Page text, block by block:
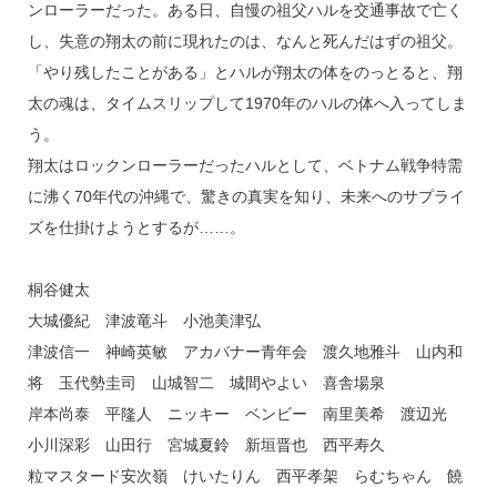
ンローラーだった。ある日、自慢の祖父ハルを交通事故で亡く
し、失意の翔太の前に現れたのは、なんと死んだはずの祖父。
「やり残したことがある」とハルが翔太の体をのっとると、翔
太の魂は、タイムスリップして1970年のハルの体へ入ってしま
う。
翔太はロックンローラーだったハルとして、ベトナム戦争特需
に沸く70年代の沖縄で、驚きの真実を知り、未来へのサプライ
ズを仕掛けようとするが……。
桐谷健太
大城優紀 津波竜斗 小池美津弘
津波信一 神崎英敏 アカバナー青年会 渡久地雅斗 山内和
将 玉代勢圭司 山城智二 城間やよい 喜舎場泉
岸本尚泰 平隆人 ニッキー ベンビー 南里美希 渡辺光
小川深彩 山田行 宮城夏鈴 新垣晋也 西平寿久
粒マスタード安次嶺 けいたりん 西平孝架 らむちゃん 饒